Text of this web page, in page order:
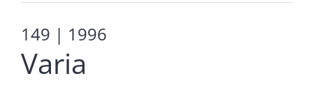
149 | 1996
Varia